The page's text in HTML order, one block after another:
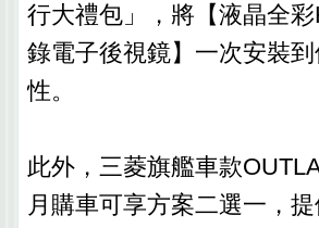
行大禮包」，將【液晶全
錄電子後視鏡】一次安裝
性。
此外，三菱旗艦車款
月購車可享方案二選一，